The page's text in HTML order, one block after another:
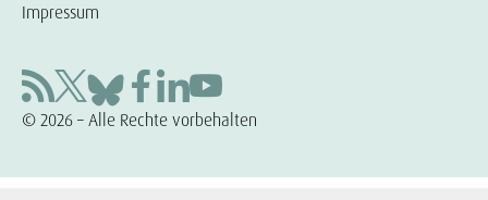
Impressum
© 2026 – Alle Rechte vorbehalten